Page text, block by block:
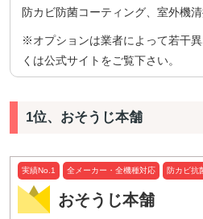
防カビ防菌コーティング、室外機
※オプションは業者によって若干
くは公式サイトをご覧下さい。
1位、おそうじ本舗
実績No.1 全メーカー・全機種対応 防カビ抗
おそうじ本舗